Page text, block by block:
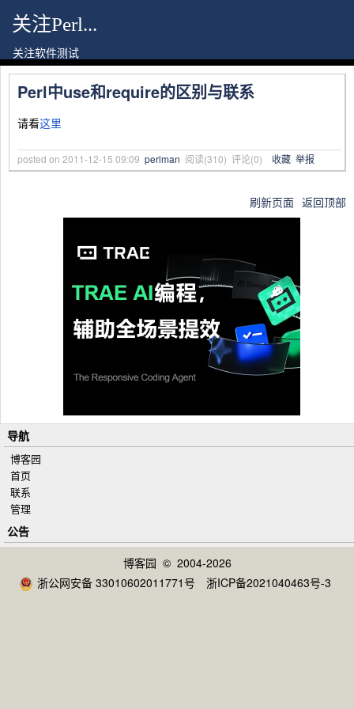
关注Perl...
关注软件测试
Perl中use和require的区别与联系
请看这里
posted on 2011-12-15 09:09 perlman 阅读(310) 评论(0) 收藏 举报
刷新页面 返回顶部
导航
博客园
首页
联系
管理
公告
博客园 © 2004-2026
浙公网安备 33010602011771号
浙ICP备2021040463号-3